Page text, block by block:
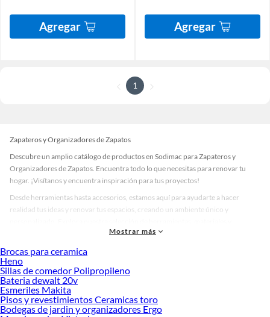
Agregar Agregar
1
Zapateros y Organizadores de Zapatos
Descubre un amplio catálogo de productos en Sodimac para Zapateros y
Organizadores de Zapatos. Encuentra todo lo que necesitas para renovar tu
hogar. ¡Visítanos y encuentra inspiración para tus proyectos!
Desde herramientas hasta accesorios, estamos aquí para ayudarte a hacer
realidad tus ideas y renovar tus espacios, creando un ambiente único y
accesorios de calidad que te ayudarán a crear un espacio más tú.
Desde remodelaciones hasta proyectos de decoración, estamos aquí para hacer
tus ideas realidad. ¡Visítanos y encuentra todo lo que tenemos para ofrecerte en
Zapateros y Organizadores de Zapatos!
Explora la variedad de productos de Zapateros y Organizadores de
Zapatos en Sodimac
Mostrar más
Brocas para ceramica
Heno
Sillas de comedor Polipropileno
Bateria dewalt 20v
Esmeriles Makita
Pisos y revestimientos Ceramicas toro
Bodegas de jardin y organizadores Ergo